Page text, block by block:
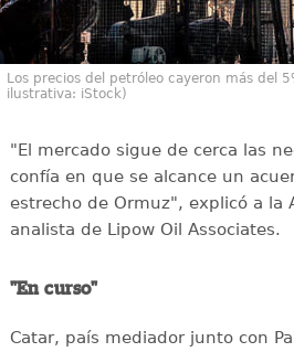
Los precios del petróleo cayeron más del
ilustrativa: iStock)
"El mercado sigue de cerca las
confía en que se alcance un
estrecho de Ormuz", explicó a la
analista de Lipow Oil Associates.
"En curso"
Catar, país mediador junto con